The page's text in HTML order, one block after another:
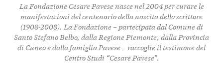
La Fondazione Cesare Pavese nasce nel 2004 per curare le
manifestazioni del centenario della nascita dello scrittore
(1908-2008). La Fondazione – partecipata dal Comune di
Santo Stefano Belbo, dalla Regione Piemonte, dalla Provincia
di Cuneo e dalla famiglia Pavese – raccoglie il testimone del
Centro Studi “Cesare Pavese”.